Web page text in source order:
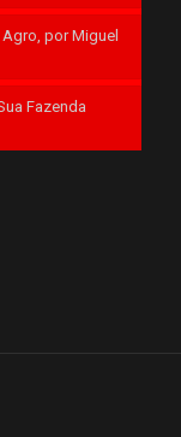
por Miguel
Fazenda